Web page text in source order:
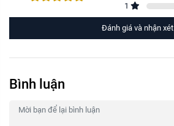
1
Đánh giá và nhận xét
Bình luận